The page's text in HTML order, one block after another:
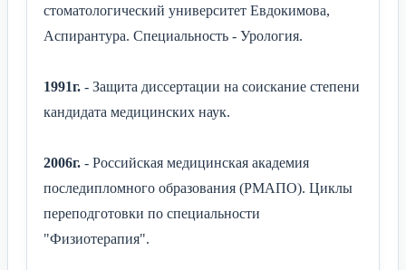
стоматологический университет Евдокимова,
Аспирантура. Специальность - Урология.
1991г. - Защита диссертации на соискание степени
кандидата медицинских наук.
2006г. - Российская медицинская академия
последипломного образования (РМАПО). Циклы
переподготовки по специальности
"Физиотерапия".